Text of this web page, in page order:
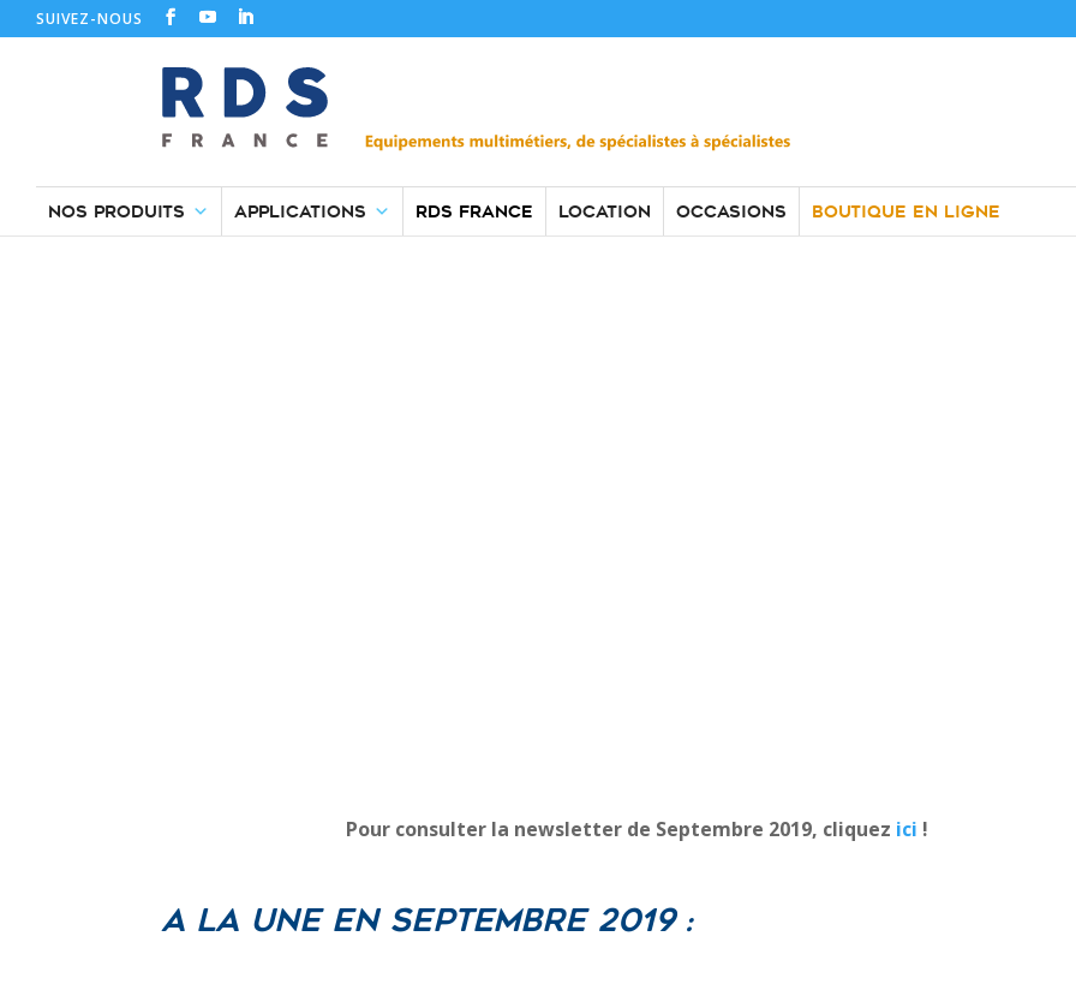
SUIVEZ-NOUS
NOS PRODUITS APPLICATIONS RDS FRANCE LOCATION OCCASIONS BOUTIQUE EN LIGNE
Newsletter RDS France – Septembre 2019
Pour consulter la newsletter de Septembre 2019, cliquez ici !
A la une en Septembre 2019 :